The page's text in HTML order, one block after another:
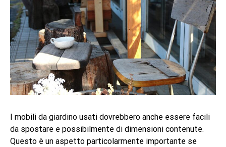
I mobili da giardino usati dovrebbero anche essere facili
da spostare e possibilmente di dimensioni contenute.
Questo è un aspetto particolarmente importante se